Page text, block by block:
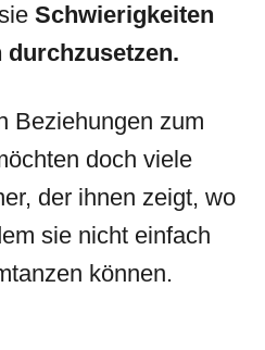
Schwierigkeiten
Beziehungen zum
doch viele
der ihnen zeigt, wo
sie nicht einfach
können.